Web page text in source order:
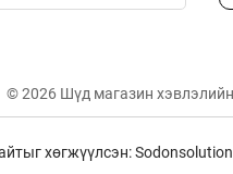
© 2026 Шүд магазин хэвлэлийн
хөгжүүлсэн: